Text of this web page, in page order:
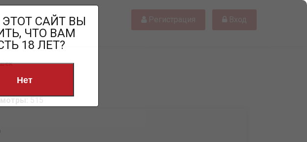
Регистрация Вход
515
САЙТ ВЫ
ЧТО ВАМ
18 ЛЕТ?
Нет